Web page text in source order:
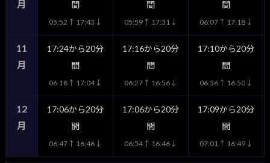
月
間
05:52↑ 17:43↓
間
05:59↑ 17:31↓
間
06:07↑ 17:18↓
11
月
17:24から20分
間
06:18↑ 17:04↓
17:16から20分
間
06:27↑ 16:56↓
17:10から20分
間
06:36↑ 16:50↓
12
月
17:06から20分
間
06:47↑ 16:46↓
17:06から20分
間
06:54↑ 16:46↓
17:09から20分
間
07:01↑ 16:49↓